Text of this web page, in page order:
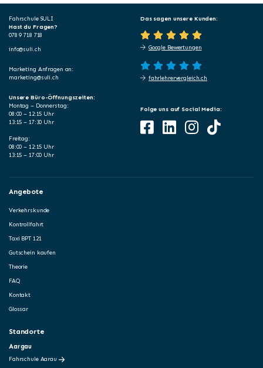
Fahrschule SULI
Hast du Fragen?
078 9 718 718
info@suli.ch
Marketing Anfragen an:
marketing@suli.ch
Das sagen unsere Kunden:
Google Bewertungen
fahrlehrervergleich.ch
Unsere Büro-Öffnungszeiten:
Montag – Donnerstag:
08:00 – 12:15 Uhr
13:15 – 17:30 Uhr
Freitag:
08:00 – 12:15 Uhr
13:15 – 17:00 Uhr
Folge uns auf Social Media:
Angebote
Verkehrskunde
Kontrollfahrt
Taxi BPT 121
Gutschein kaufen
Theorie
FAQ
Kontakt
Glossar
Standorte
Aargau
Fahrschule Aarau